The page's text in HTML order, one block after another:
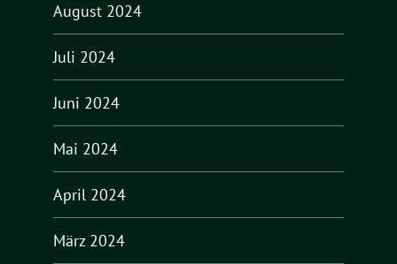
August 2024
Juli 2024
Juni 2024
Mai 2024
April 2024
März 2024